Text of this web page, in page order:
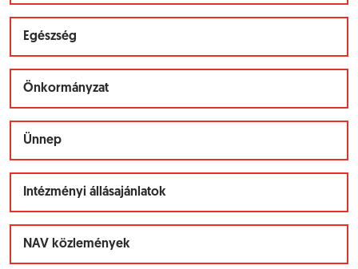
Egészség
Önkormányzat
Ünnep
Intézményi állásajánlatok
NAV közlemények